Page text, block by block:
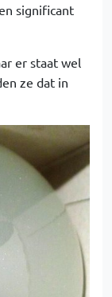
significant
er staat wel
ze dat in